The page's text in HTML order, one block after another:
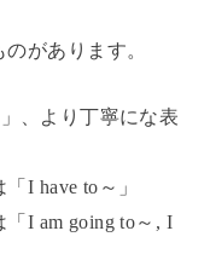
があります。
、より丁寧にな表
I have to～」
「I am going to～, I